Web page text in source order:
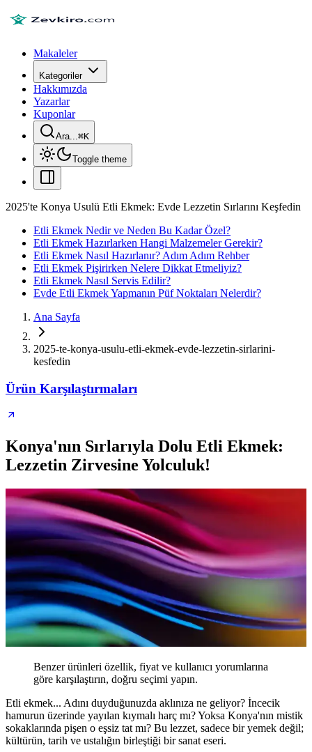
Makaleler
Kategoriler
Hakkımızda
Yazarlar
Kuponlar
Ara...⌘K
Toggle theme
2025'te Konya Usulü Etli Ekmek: Evde Lezzetin Sırlarını Keşfedin
Etli Ekmek Nedir ve Neden Bu Kadar Özel?
Etli Ekmek Hazırlarken Hangi Malzemeler Gerekir?
Etli Ekmek Nasıl Hazırlanır? Adım Adım Rehber
Etli Ekmek Pişirirken Nelere Dikkat Etmeliyiz?
Etli Ekmek Nasıl Servis Edilir?
Evde Etli Ekmek Yapmanın Püf Noktaları Nelerdir?
Ana Sayfa
2025-te-konya-usulu-etli-ekmek-evde-lezzetin-sirlarini-
kesfedin
Ürün Karşılaştırmaları
Konya'nın Sırlarıyla Dolu Etli Ekmek:
Lezzetin Zirvesine Yolculuk!
Benzer ürünleri özellik, fiyat ve kullanıcı yorumlarına
göre karşılaştırın, doğru seçimi yapın.
Etli ekmek... Adını duyduğunuzda aklınıza ne geliyor? İncecik
hamurun üzerinde yayılan kıymalı harç mı? Yoksa Konya'nın mistik
sokaklarında pişen o eşsiz tat mı? Bu lezzet, sadece bir yemek değil;
kültürün, tarih ve ustalığın birleştiği bir sanat eseri.